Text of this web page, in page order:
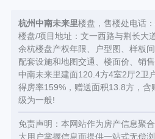
杭州中南未来里楼盘，售楼处电话
楼盘/项目地址：文一西路与荆长大
余杭楼盘产权年限、户型图、样板
配套设施和地图交通、楼面价、销
中南未来里建面120.4方4室2厅2卫
得房率159%，赠送面积13.8方，含
级为一般!
免责声明：本网站作为房产信息聚
大用户掌握信息而提供一站式无偿